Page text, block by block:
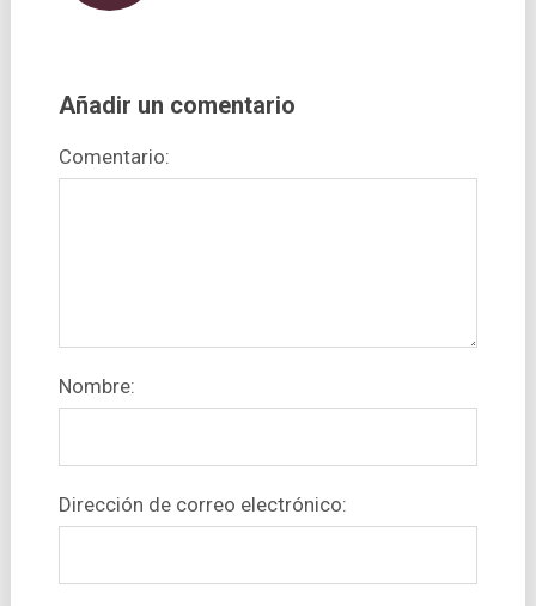
Añadir un comentario
Comentario:
Nombre:
Dirección de correo electrónico: